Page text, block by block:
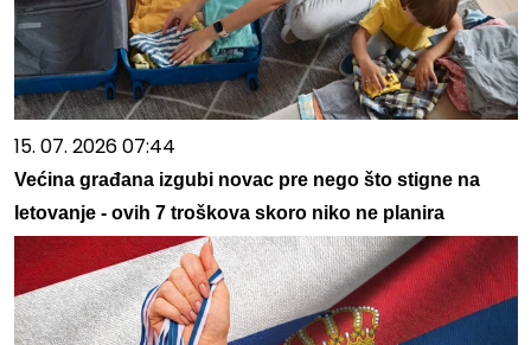
15. 07. 2026 07:44
Većina građana izgubi novac pre nego što stigne na
letovanje - ovih 7 troškova skoro niko ne planira